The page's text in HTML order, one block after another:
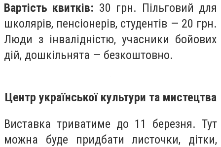
Вартість квитків: 30 грн. Пільговий для
школярів, пенсіонерів, студентів — 20 грн.
Люди з інвалідністю, учасники бойових
дій, дошкільнята — безкоштовно.
Центр української культури та мистецтва
Виставка триватиме до 11 березня. Тут
можна буде придбати листочки, дiтки,